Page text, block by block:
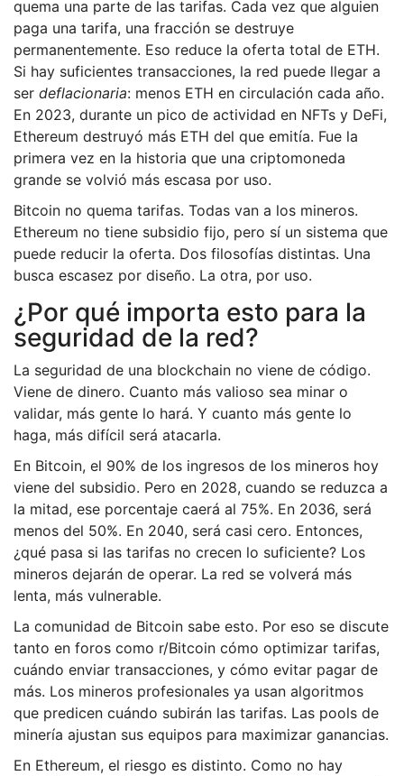
quema una parte de las tarifas. Cada vez que alguien
paga una tarifa, una fracción se destruye
permanentemente. Eso reduce la oferta total de ETH.
Si hay suficientes transacciones, la red puede llegar a
ser deflacionaria: menos ETH en circulación cada año.
En 2023, durante un pico de actividad en NFTs y DeFi,
Ethereum destruyó más ETH del que emitía. Fue la
primera vez en la historia que una criptomoneda
grande se volvió más escasa por uso.
Bitcoin no quema tarifas. Todas van a los mineros.
Ethereum no tiene subsidio fijo, pero sí un sistema que
puede reducir la oferta. Dos filosofías distintas. Una
busca escasez por diseño. La otra, por uso.
¿Por qué importa esto para la
seguridad de la red?
La seguridad de una blockchain no viene de código.
Viene de dinero. Cuanto más valioso sea minar o
validar, más gente lo hará. Y cuanto más gente lo
haga, más difícil será atacarla.
En Bitcoin, el 90% de los ingresos de los mineros hoy
viene del subsidio. Pero en 2028, cuando se reduzca a
la mitad, ese porcentaje caerá al 75%. En 2036, será
menos del 50%. En 2040, será casi cero. Entonces,
¿qué pasa si las tarifas no crecen lo suficiente? Los
mineros dejarán de operar. La red se volverá más
lenta, más vulnerable.
La comunidad de Bitcoin sabe esto. Por eso se discute
tanto en foros como r/Bitcoin cómo optimizar tarifas,
cuándo enviar transacciones, y cómo evitar pagar de
más. Los mineros profesionales ya usan algoritmos
que predicen cuándo subirán las tarifas. Las pools de
minería ajustan sus equipos para maximizar ganancias.
En Ethereum, el riesgo es distinto. Como no hay